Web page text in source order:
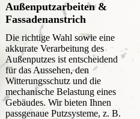
Außenputzarbeiten &
Fassadenanstrich
Die richtige Wahl sowie eine
akkurate Verarbeitung des
Außenputzes ist entscheidend
für das Aussehen, den
Witterungsschutz und die
mechanische Belastung eines
Gebäudes. Wir bieten Ihnen
passgenaue Putzsysteme, z. B.